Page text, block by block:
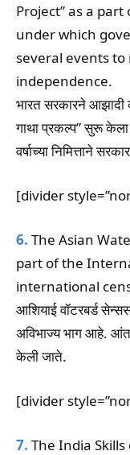
Project” as a
under which
several events to
independence.
भारत सरकारने आझादी
गाथा प्रकल्प” सुरू केला
वर्षाच्या निमित्ताने
[divider
6. The Asian
part of the
international
आशियाई वॉटरबर्ड
अविभाज्य भाग आहे.
केली जाते.
[divider
7. The India